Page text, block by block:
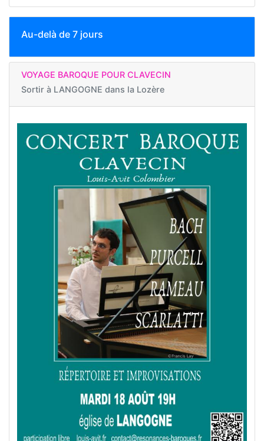
Au-delà de 7 jours
VOYAGE BAROQUE POUR CLAVECIN
Sortir à LANGOGNE dans la Lozère